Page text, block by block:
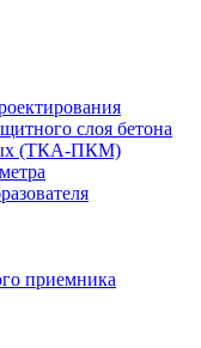
слоя бетона
(ТКА-ПКМ)
приемника